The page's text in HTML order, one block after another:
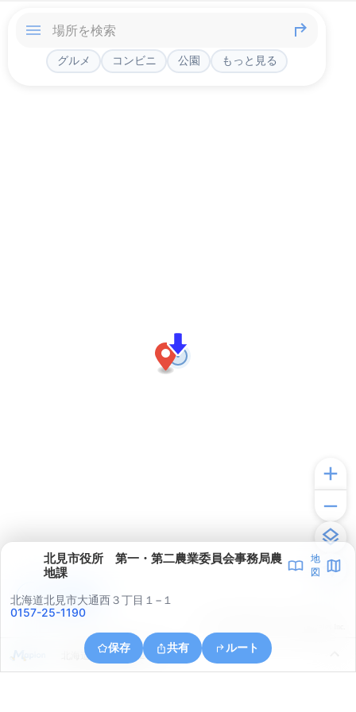
グルメ コンビニ 公園 もっと見る
北見市役所 第一・第二農業委員会事務局農
地課
地
図
北海道北見市大通西３丁目１−１
0157-25-1190
保存 共有 ルート
北海道北見市桜町２丁目
アプリで見る